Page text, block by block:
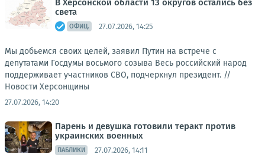
В Херсонской области 13 округов остались без
света
ОФИЦ. 27.07.2026, 14:25
Мы добьемся своих целей, заявил Путин на встрече с
депутатами Госдумы восьмого созыва Весь российский народ
поддерживает участников СВО, подчеркнул президент. //
Новости Херсонщины
27.07.2026, 14:20
Парень и девушка готовили теракт против
украинских военных
ПАБЛИКИ 27.07.2026, 14:11